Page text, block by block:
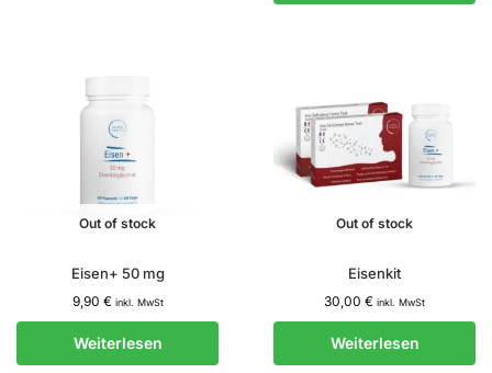
Out of stock
Eisen+ 50 mg
9,90 € inkl. MwSt
Weiterlesen
Out of stock
Eisenkit
30,00 € inkl. MwSt
Weiterlesen